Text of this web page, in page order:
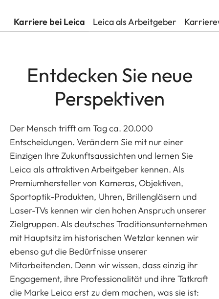
Karriere bei Leica Leica als Arbeitgeber
Entdecken Sie neue
Perspektiven
Der Mensch trifft am Tag ca. 20.000
Entscheidungen. Verändern Sie mit nur einer
Einzigen Ihre Zukunftsaussichten und lernen Sie
Leica als attraktiven Arbeitgeber kennen. Als
Premiumhersteller von Kameras, Objektiven,
Sportoptik-Produkten, Uhren, Brillengläsern und
Laser-TVs kennen wir den hohen Anspruch unserer
Zielgruppen. Als deutsches Traditionsunternehmen
mit Hauptsitz im historischen Wetzlar kennen wir
ebenso gut die Bedürfnisse unserer
Mitarbeitenden. Denn wir wissen, dass einzig ihr
Engagement, ihre Professionalität und ihre Tatkraft
die Marke Leica erst zu dem machen, was sie ist: